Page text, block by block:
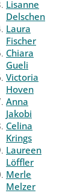
Lisanne
Delschen
Laura
Fischer
Chiara
Gueli
Victoria
Hoven
Anna
Jakobi
Celina
Krings
Laureen
Löffler
Merle
Melzer